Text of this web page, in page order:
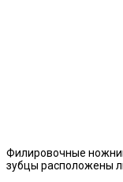
Филировочные
зубцы расположены